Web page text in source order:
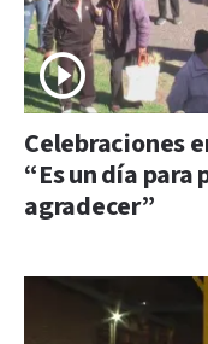
Celebraciones
“Es un día
agradecer”